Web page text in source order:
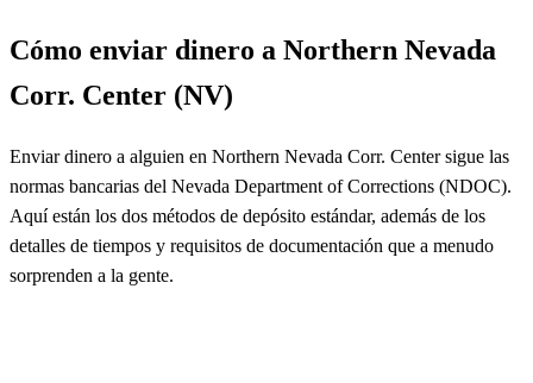
Cómo enviar dinero a Northern Nevada
Corr. Center (NV)
Enviar dinero a alguien en Northern Nevada Corr. Center sigue las
normas bancarias del Nevada Department of Corrections (NDOC).
Aquí están los dos métodos de depósito estándar, además de los
detalles de tiempos y requisitos de documentación que a menudo
sorprenden a la gente.